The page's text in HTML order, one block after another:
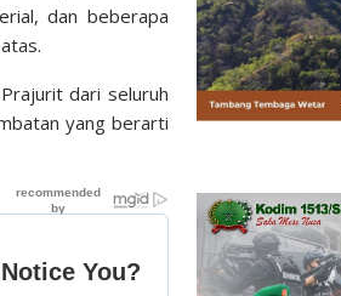
dan beberapa
dari seluruh
yang berarti